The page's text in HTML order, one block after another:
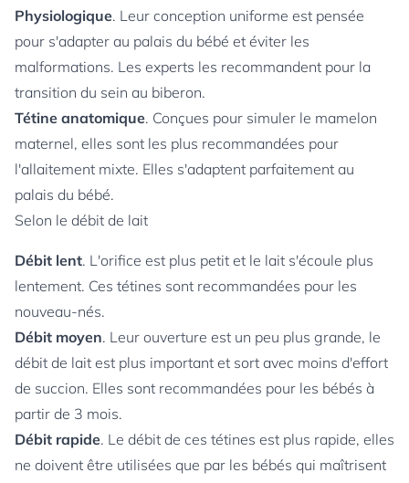
Physiologique. Leur conception uniforme est pensée
pour s'adapter au palais du bébé et éviter les
malformations. Les experts les recommandent pour la
transition du sein au biberon.
Tétine anatomique. Conçues pour simuler le mamelon
maternel, elles sont les plus recommandées pour
l'allaitement mixte. Elles s'adaptent parfaitement au
palais du bébé.
Selon le débit de lait
Débit lent. L'orifice est plus petit et le lait s'écoule plus
lentement. Ces tétines sont recommandées pour les
nouveau-nés.
Débit moyen. Leur ouverture est un peu plus grande, le
débit de lait est plus important et sort avec moins d'effort
de succion. Elles sont recommandées pour les bébés à
partir de 3 mois.
Débit rapide. Le débit de ces tétines est plus rapide, elles
ne doivent être utilisées que par les bébés qui maîtrisent